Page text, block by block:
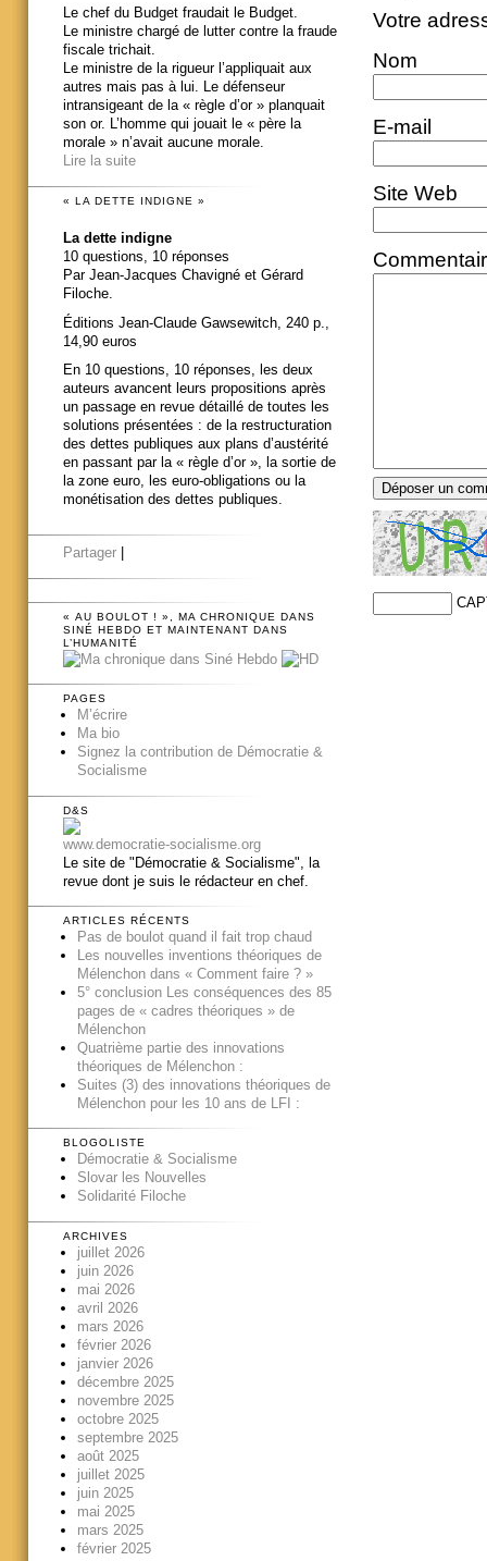
Votre
Nom
E-mail
Site Web
Le chef du Budget fraudait le Budget.
Le ministre chargé de lutter contre la fraude
fiscale trichait.
Le ministre de la rigueur l’appliquait aux
autres mais pas à lui. Le défenseur
intransigeant de la « règle d’or » planquait
son or. L’homme qui jouait le « père la
morale » n’avait aucune morale.
Lire la suite
« LA DETTE INDIGNE »
La dette indigne
10 questions, 10 réponses
Par Jean-Jacques Chavigné et Gérard
Filoche.
Éditions Jean-Claude Gawsewitch, 240 p.,
14,90 euros
En 10 questions, 10 réponses, les deux
auteurs avancent leurs propositions après
un passage en revue détaillé de toutes les
solutions présentées : de la restructuration
des dettes publiques aux plans d’austérité
en passant par la « règle d’or », la sortie de
la zone euro, les euro-obligations ou la
monétisation des dettes publiques.
Partager
« AU BOULOT ! », MA CHRONIQUE DANS
SINÉ HEBDO ET MAINTENANT DANS
L’HUMANITÉ
PAGES
M’écrire
Ma bio
Signez la contribution de Démocratie &
Socialisme
D&S
www.democratie-socialisme.org
Le site de "Démocratie & Socialisme", la
revue dont je suis le rédacteur en chef.
ARTICLES RÉCENTS
Pas de boulot quand il fait trop chaud
Les nouvelles inventions théoriques de
Mélenchon dans « Comment faire ? »
5° conclusion Les conséquences des 85
pages de « cadres théoriques » de
Mélenchon
Quatrième partie des innovations
théoriques de Mélenchon :
Suites (3) des innovations théoriques de
Mélenchon pour les 10 ans de LFI :
BLOGOLISTE
Démocratie & Socialisme
Slovar les Nouvelles
Solidarité Filoche
ARCHIVES
juillet 2026
juin 2026
mai 2026
avril 2026
mars 2026
février 2026
janvier 2026
décembre 2025
novembre 2025
octobre 2025
septembre 2025
août 2025
juillet 2025
juin 2025
mai 2025
mars 2025
février 2025